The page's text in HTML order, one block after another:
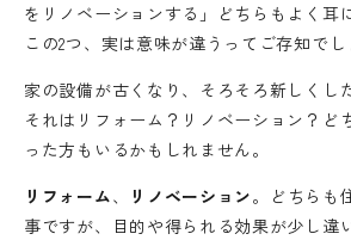
をリノベーションする」どちらもよく耳
この2つ、実は意味が違うってご存知でし
家の設備が古くなり、そろそろ新しくし
それはリフォーム？リノベーション？ど
った方もいるかもしれません。
リフォーム、 リノベーション。どちらも
事ですが、目的や得られる効果が少し違